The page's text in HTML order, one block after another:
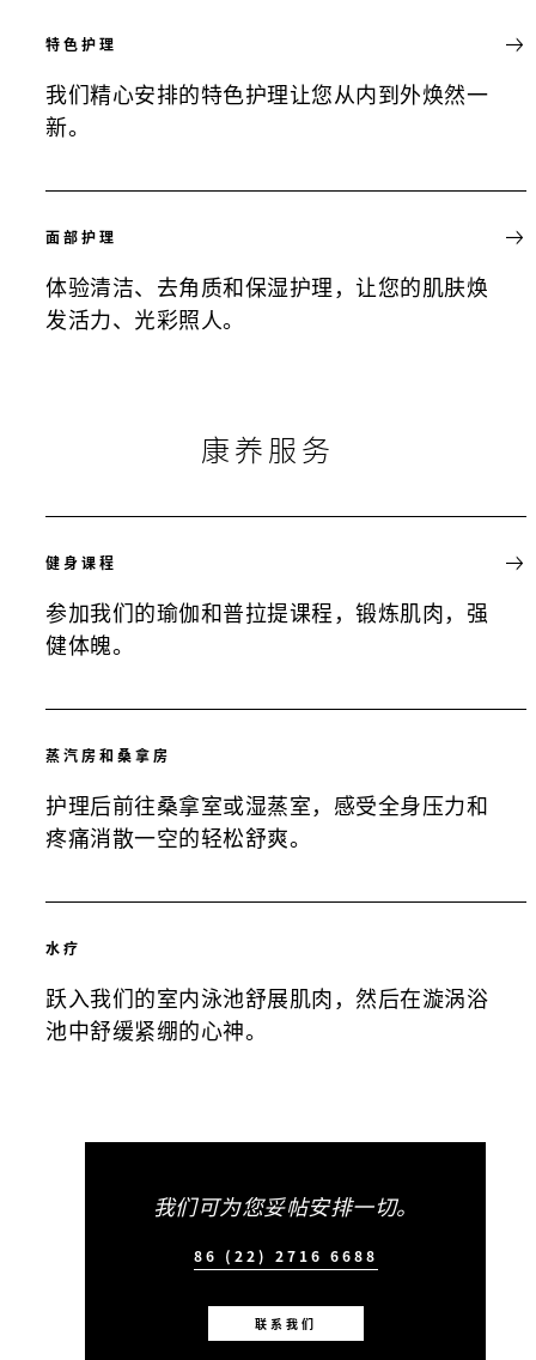
特色护理
我们精心安排的特色护理让您从内到外焕然一
新。
面部护理
体验清洁、去角质和保湿护理，让您的肌肤焕
发活力、光彩照人。
康养服务
健身课程
参加我们的瑜伽和普拉提课程，锻炼肌肉，强
健体魄。
蒸汽房和桑拿房
护理后前往桑拿室或湿蒸室，感受全身压力和
疼痛消散一空的轻松舒爽。
水疗
跃入我们的室内泳池舒展肌肉，然后在漩涡浴
池中舒缓紧绷的心神。
我们可为您妥帖安排一切。
86 (22) 2716 6688
联系我们